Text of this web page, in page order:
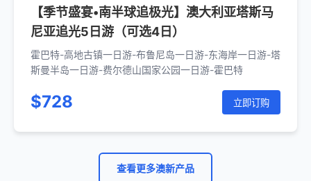
【季节盛宴•南半球追极光】澳大利亚塔斯马
尼亚追光5日游（可选4日）
霍巴特-高地古镇一日游-布鲁尼岛一日游-东海岸一日游-塔
斯曼半岛一日游-费尔德山国家公园一日游-霍巴特
$728 立即订购
查看更多澳新产品